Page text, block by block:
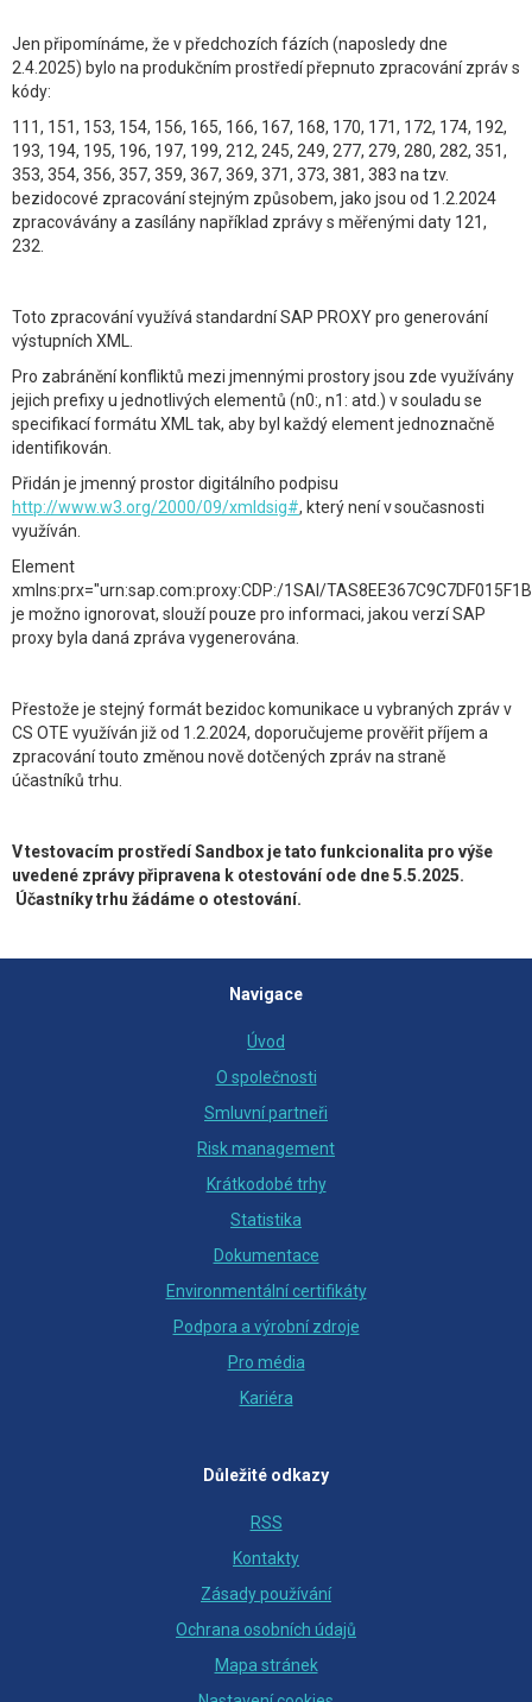
Jen připomínáme, že v předchozích fázích (naposledy dne
2.4.2025) bylo na produkčním prostředí přepnuto zpracování zpráv s
kódy:
111, 151, 153, 154, 156, 165, 166, 167, 168, 170, 171, 172, 174, 192,
193, 194, 195, 196, 197, 199, 212, 245, 249, 277, 279, 280, 282, 351,
353, 354, 356, 357, 359, 367, 369, 371, 373, 381, 383 na tzv.
bezidocové zpracování stejným způsobem, jako jsou od 1.2.2024
zpracovávány a zasílány například zprávy s měřenými daty 121,
232.
Toto zpracování využívá standardní SAP PROXY pro generování
výstupních XML.
Pro zabránění konfliktů mezi jmennými prostory jsou zde využívány
jejich prefixy u jednotlivých elementů (n0:, n1: atd.) v souladu se
specifikací formátu XML tak, aby byl každý element jednoznačně
identifikován.
Přidán je jmenný prostor digitálního podpisu
http://www.w3.org/2000/09/xmldsig#, který není v současnosti
využíván.
Element
xmlns:prx="urn:sap.com:proxy:CDP:/1SAI/
je možno ignorovat, slouží pouze pro informaci, jakou verzí SAP
proxy byla daná zpráva vygenerována.
Přestože je stejný formát bezidoc komunikace u vybraných zpráv v
CS OTE využíván již od 1.2.2024, doporučujeme prověřit příjem a
zpracování touto změnou nově dotčených zpráv na straně
účastníků trhu.
V testovacím prostředí Sandbox je tato funkcionalita pro výše
uvedené zprávy připravena k otestování ode dne 5.5.2025.
Účastníky trhu žádáme o otestování.
Navigace
Úvod
O společnosti
Smluvní partneři
Risk management
Krátkodobé trhy
Statistika
Dokumentace
Environmentální certifikáty
Podpora a výrobní zdroje
Pro média
Kariéra
Důležité odkazy
RSS
Kontakty
Zásady používání
Ochrana osobních údajů
Mapa stránek